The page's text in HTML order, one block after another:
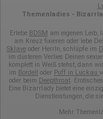
Themenladies -
Erlebe BDSM am eigenen Leib,
am Kreuz fixieren oder lebe
Sklave oder HerrIn, schlüpfe im
im düsteren Verlies Deinen
komplett in Weiß stehst, dann
im Bordell oder Puff in Luckau
oder beim Deepthroat. Erotisches
Eine Bizarrlady bietet eine
Dienstleistungen, die
Mehr